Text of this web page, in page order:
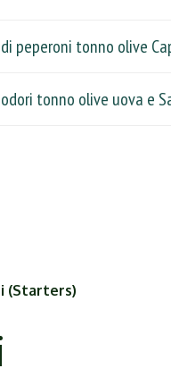
peperoni tonno olive
tonno olive uova e
(Starters)